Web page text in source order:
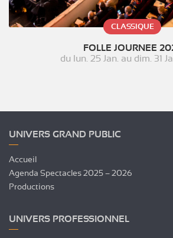
CLASSIQUE
FOLLE JOURNEE
du lun. 25 Jan. au dim. 31
UNIVERS GRAND PUBLIC
Accueil
Agenda Spectacles 2025 – 2026
Productions
UNIVERS PROFESSIONNEL